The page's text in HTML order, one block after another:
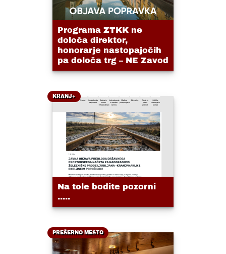
Programa ZTKK ne
določa direktor,
honorarje nastopajočih
pa določa trg – NE Zavod
KRANJ+
Na tole bodite pozorni
.....
PREŠERNO MESTO